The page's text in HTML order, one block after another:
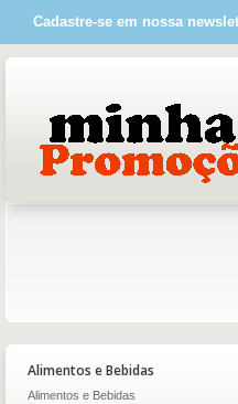
Cadastre-se em nossa
Alimentos e Bebidas
Alimentos e Bebidas